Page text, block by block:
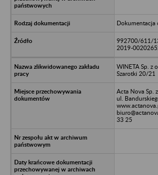
Dokumentacja
992700/611/
2019-
WINETA Sp. z
Szarotki 20/21
Acta Nova Sp.
ul.
33 25